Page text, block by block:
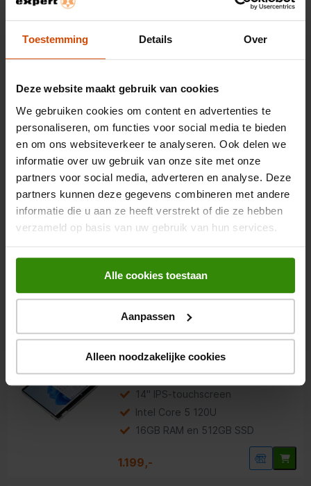
Toestemming Details Over
Deze website maakt gebruik van cookies
We gebruiken cookies om content en advertenties te
personaliseren, om functies voor social media te bieden
en om ons websiteverkeer te analyseren. Ook delen we
informatie over uw gebruik van onze site met onze
partners voor social media, adverteren en analyse. Deze
partners kunnen deze gegevens combineren met andere
informatie die u aan ze heeft verstrekt of die ze hebben
verzameld op basis van uw gebruik van hun services.
Alle cookies toestaan
Aanpassen
Alleen noodzakelijke cookies
999,-
HP OmniBook 5 Flip 14-
fp0251ndx
2-in-1 laptop
4.5 (49)
14" IPS-touchscreen
Intel Core 5 120U
999,-
fp0255ndx
4.5 (49)
14" IPS-touchscreen
Intel Core 5 120U
16GB RAM en 512GB SSD
1.199,-